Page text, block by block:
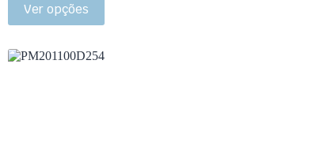
Ver opções